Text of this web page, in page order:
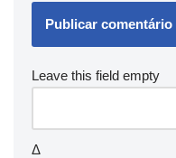
Leave this field empty
Δ